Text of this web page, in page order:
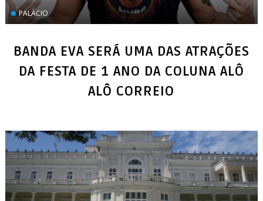
PALÁCIO
BANDA EVA SERÁ UMA DAS ATRAÇÕES
DA FESTA DE 1 ANO DA COLUNA ALÔ